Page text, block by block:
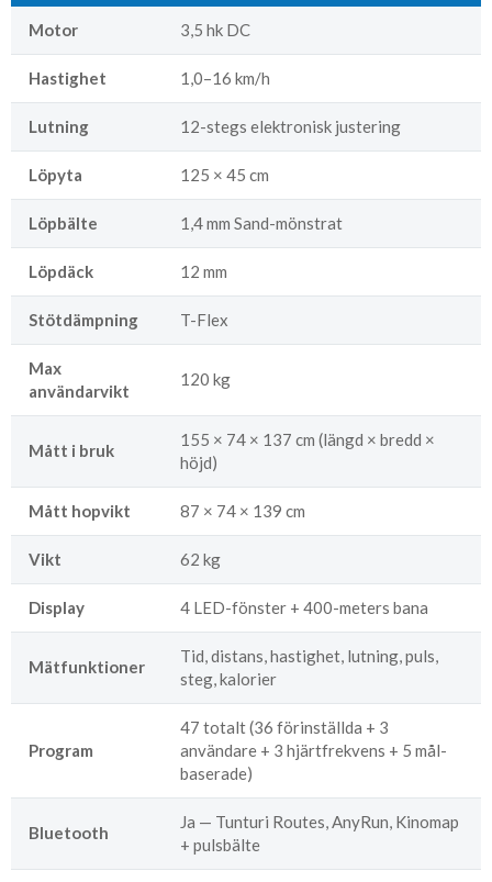
Motor 3,5 hk DC
Hastighet 1,0–16 km/h
Lutning 12-stegs elektronisk justering
Löpyta 125 × 45 cm
Löpbälte 1,4 mm Sand-mönstrat
Löpdäck 12 mm
Stötdämpning T-Flex
Max
användarvikt
120 kg
Mått i bruk
155 × 74 × 137 cm (längd × bredd ×
höjd)
Mått hopvikt 87 × 74 × 139 cm
Vikt 62 kg
Display 4 LED-fönster + 400-meters bana
Mätfunktioner
Tid, distans, hastighet, lutning, puls,
steg, kalorier
Program
47 totalt (36 förinställda + 3
användare + 3 hjärtfrekvens + 5 mål-
baserade)
Bluetooth
Ja — Tunturi Routes, AnyRun, Kinomap
+ pulsbälte